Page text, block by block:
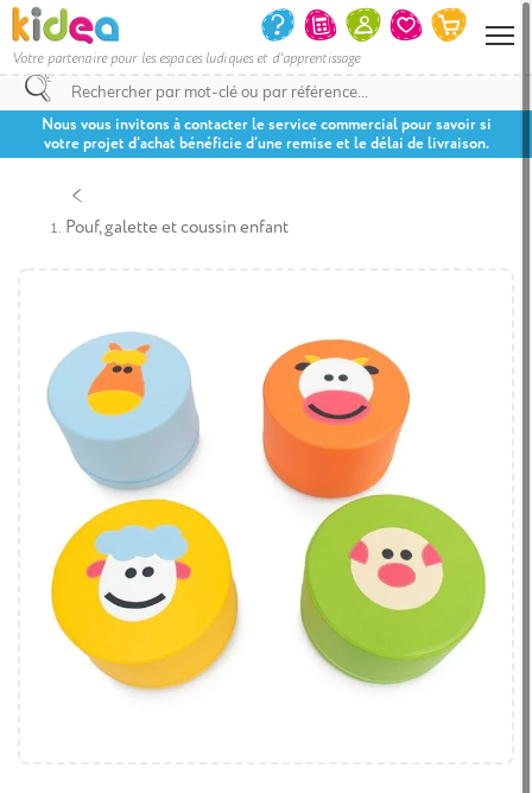
Votre partenaire pour les espaces ludiques et d'apprentissage
Nous vous invitons à contacter le service commercial pour savoir si
votre projet d’achat bénéficie d’une remise et le délai de livraison.
Pouf, galette et coussin enfant